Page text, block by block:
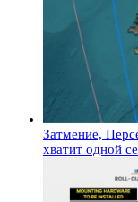
Затмение,
хватит одной